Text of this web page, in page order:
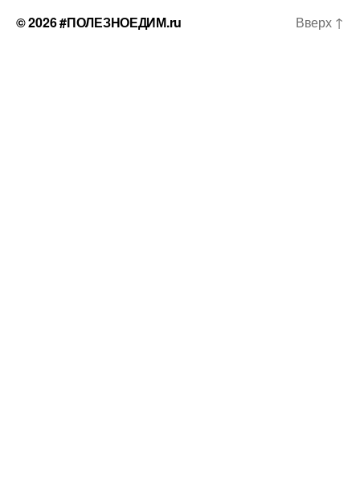
© 2026#ПОЛЕЗНОЕДИМ.ru Вверх ↑